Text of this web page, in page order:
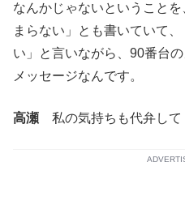
なんかじゃないということ
まらない」とも書いていて
い」と言いながら、90番台
メッセージなんです。
高瀬 私の気持ちも代弁して